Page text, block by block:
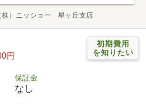
株）ニッショー 星ヶ丘支店
初期費用
を知りたい
円
保証金
なし